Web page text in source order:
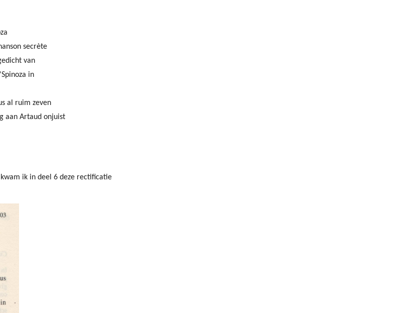
secrète
van
in
al ruim zeven
aan Artaud onjuist
ik in deel 6 deze rectificatie